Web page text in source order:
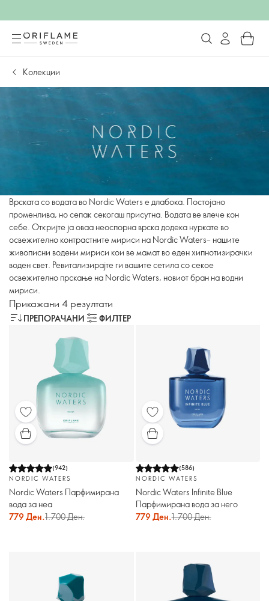
Колекции
Врската со водата во Nordic Waters е длабока. Постојано
променлива, но сепак секогаш присутна. Водата ве влече кон
себе. Откријте ја оваа неоспорна врска додека нуркате во
освежително контрастните мириси на Nordic Waters– нашите
живописни водени мириси кои ве мамат во еден хипнотизирачки
воден свет. Ревитализирајте ги вашите сетила со секое
освежително прскање на Nordic Waters, новиот бран на водни
мириси.
Прикажани 4 резултати
ПРЕПОРАЧАНИ ФИЛТЕР
(942)
NORDIC WATERS
Nordic Waters Парфимирана
вода за неа
779 Ден.1.700 Ден.
(586)
NORDIC WATERS
Nordic Waters Infinite Blue
Парфимирана вода за него
779 Ден.1.700 Ден.